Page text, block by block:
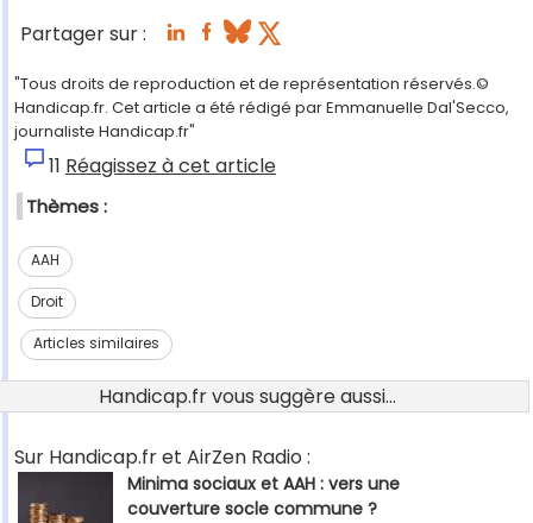
Partager sur :
"Tous droits de reproduction et de représentation réservés.©
Handicap.fr. Cet article a été rédigé par Emmanuelle Dal'Secco,
journaliste Handicap.fr"
11 Réagissez à cet article
Thèmes :
AAH
Droit
Articles similaires
Handicap.fr vous suggère aussi...
Sur Handicap.fr et AirZen Radio :
Minima sociaux et AAH : vers une
couverture socle commune ?